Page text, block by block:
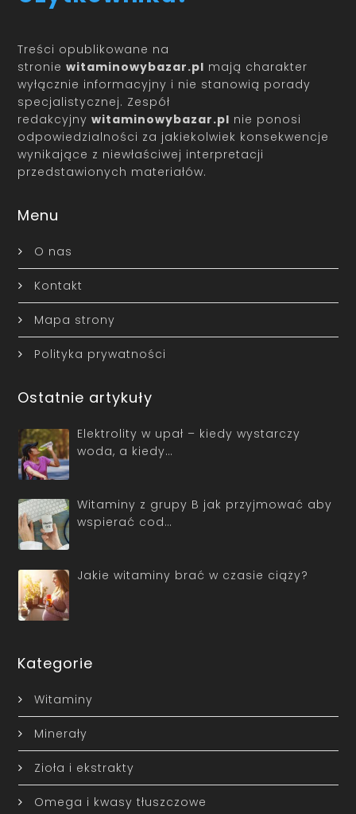
Treści opublikowane na
stroniewitaminowybazar.pl mają charakter
wyłącznie informacyjny i nie stanowią porady
specjalistycznej. Zespół
redakcyjnywitaminowybazar.pl nie ponosi
odpowiedzialności za jakiekolwiek konsekwencje
wynikające z niewłaściwej interpretacji
przedstawionych materiałów.
Menu
O nas
Kontakt
Mapa strony
Polityka prywatności
Ostatnie artykuły
Elektrolity w upał – kiedy wystarczy
woda, a kiedy…
Witaminy z grupy B jak przyjmować aby
wspierać cod…
Jakie witaminy brać w czasie ciąży?
Kategorie
Witaminy
Minerały
Zioła i ekstrakty
Omega i kwasy tłuszczowe